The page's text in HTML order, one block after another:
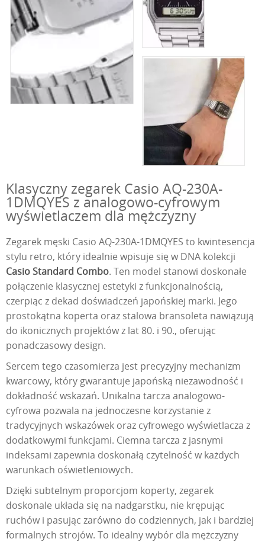
Klasyczny zegarek Casio AQ-230A-
1DMQYES z analogowo-cyfrowym
wyświetlaczem dla mężczyzny
Zegarek męski Casio AQ-230A-1DMQYES to kwintesencja
stylu retro, który idealnie wpisuje się w DNA kolekcji
Casio Standard Combo. Ten model stanowi doskonałe
połączenie klasycznej estetyki z funkcjonalnością,
czerpiąc z dekad doświadczeń japońskiej marki. Jego
prostokątna koperta oraz stalowa bransoleta nawiązują
do ikonicznych projektów z lat 80. i 90., oferując
ponadczasowy design.
Sercem tego czasomierza jest precyzyjny mechanizm
kwarcowy, który gwarantuje japońską niezawodność i
dokładność wskazań. Unikalna tarcza analogowo-
cyfrowa pozwala na jednoczesne korzystanie z
tradycyjnych wskazówek oraz cyfrowego wyświetlacza z
dodatkowymi funkcjami. Ciemna tarcza z jasnymi
indeksami zapewnia doskonałą czytelność w każdych
warunkach oświetleniowych.
Dzięki subtelnym proporcjom koperty, zegarek
doskonale układa się na nadgarstku, nie krępując
ruchów i pasując zarówno do codziennych, jak i bardziej
formalnych strojów. To idealny wybór dla mężczyzny